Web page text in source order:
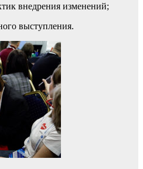
внедрения изменений;
выступления.